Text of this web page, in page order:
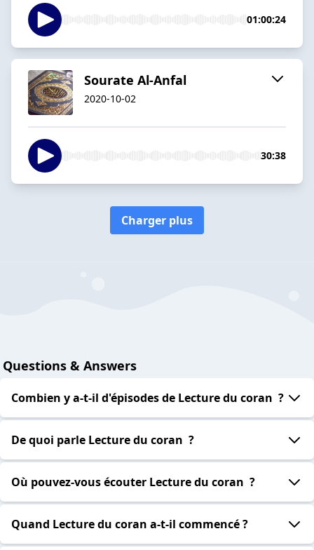
01:00:24
Sourate Al-Anfal
2020-10-02
30:38
Charger plus
Questions & Answers
Combien y a-t-il d'épisodes de Lecture du coran ?
De quoi parle Lecture du coran ?
Où pouvez-vous écouter Lecture du coran ?
Quand Lecture du coran a-t-il commencé ?